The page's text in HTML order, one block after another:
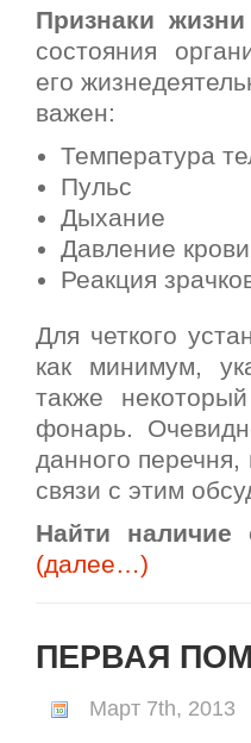
Признаки жизни
состояния
его
важен:
Температура
Пульс
Дыхание
Давление крови
Реакция
Для четкого
как минимум,
также
фонарь.
данного
связи с этим
Найти наличие
(далее…)
ПЕРВАЯ
Март 7th, 2013